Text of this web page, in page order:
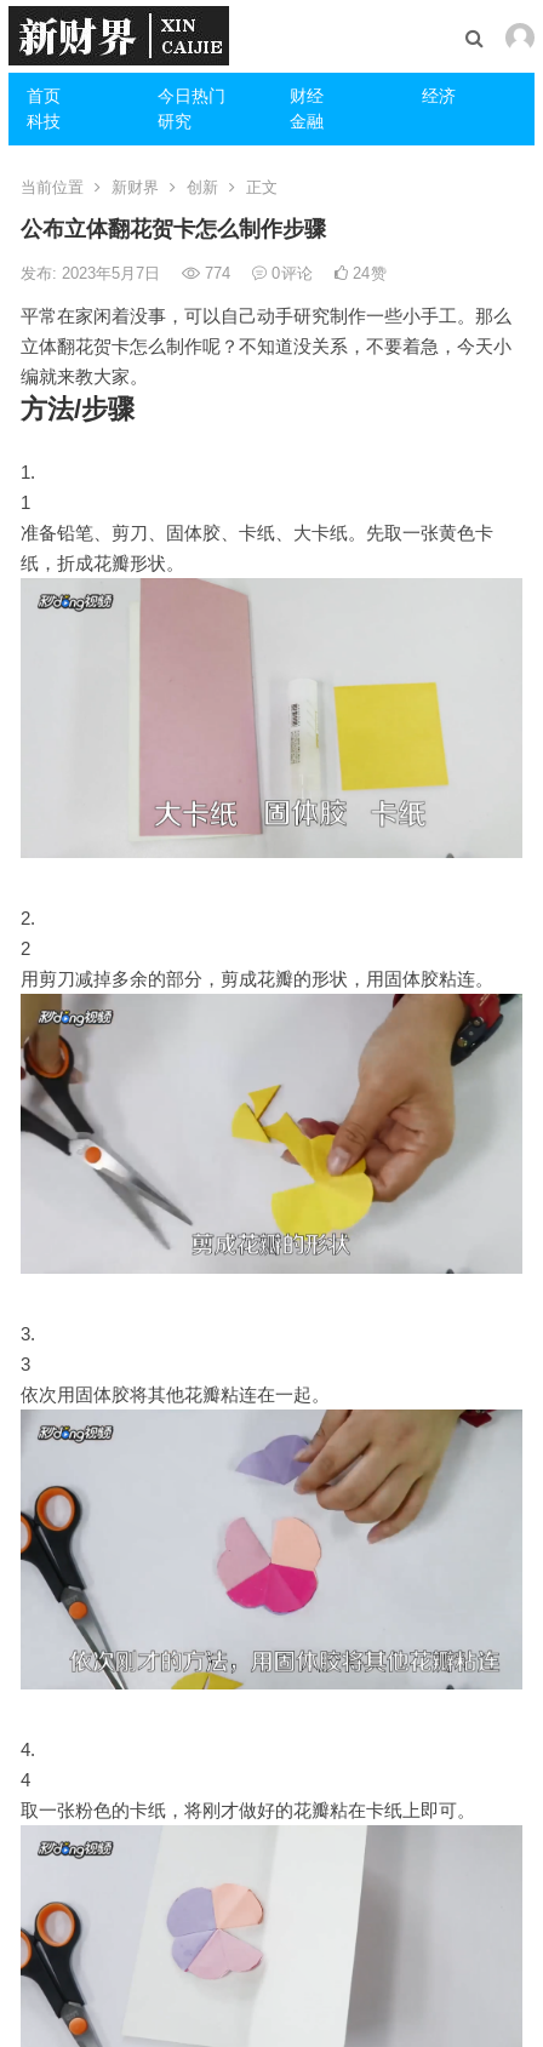
首页 今日热门 财经
经济
科技
研究 金融
当前位置 新财界 创新 正文
公布立体翻花贺卡怎么制作步骤
发布: 2023年5月7日 774 0评论 24赞
平常在家闲着没事，可以自己动手研究制作一些小手工。那么
立体翻花贺卡怎么制作呢？不知道没关系，不要着急，今天小
编就来教大家。
方法/步骤
1
准备铅笔、剪刀、固体胶、卡纸、大卡纸。先取一张黄色卡
纸，折成花瓣形状。
2
用剪刀减掉多余的部分，剪成花瓣的形状，用固体胶粘连。
3
依次用固体胶将其他花瓣粘连在一起。
4
取一张粉色的卡纸，将刚才做好的花瓣粘在卡纸上即可。